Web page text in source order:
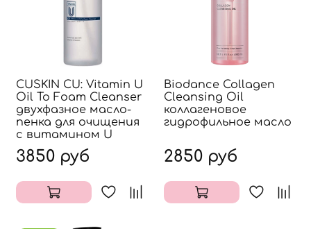
CUSKIN CU: Vitamin U
Oil To Foam Cleanser
двухфазное масло-
пенка для очищения
с витамином U
3850 руб
Biodance Collagen
Cleansing Oil
коллагеновое
гидрофильное масло
2850 руб